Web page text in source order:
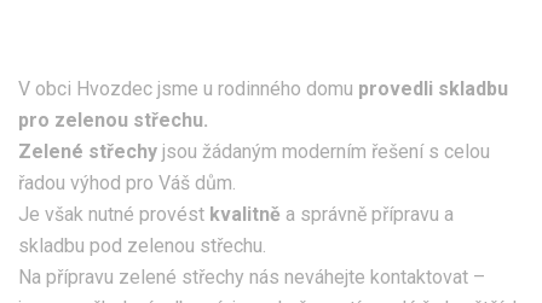
V obci Hvozdec jsme u rodinného domu provedli skladbu
pro zelenou střechu.
Zelené střechy jsou žádaným moderním řešení s celou
řadou výhod pro Váš dům.
Je však nutné provést kvalitně a správně přípravu a
skladbu pod zelenou střechu.
Na přípravu zelené střechy nás neváhejte kontaktovat –